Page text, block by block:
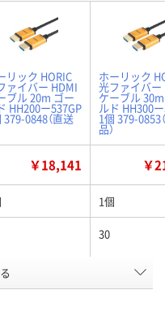
リック HORIC
ァイバー HDMI
ブル 20m ゴー
HH200ー537GP
379-0848（直送
ホーリック
光ファイバー
ケーブル
ルド HH300
1個 379-0853
品）
￥18,141 ￥
1個
30
HE24562